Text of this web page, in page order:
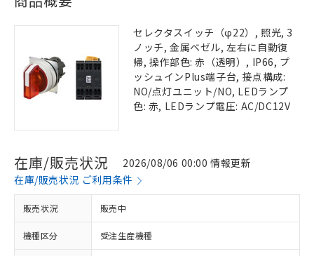
セレクタスイッチ（φ22）, 照光, 3
ノッチ, 金属ベゼル, 左右に自動復
帰, 操作部色: 赤（透明）, IP66, プ
ッシュインPlus端子台, 接点構成:
NO/点灯ユニット/NO, LEDランプ
色: 赤, LEDランプ電圧: AC/DC12V
在庫/販売状況
2026/08/06 00:00 情報更新
在庫/販売状況 ご利用条件
販売状況 販売中
機種区分 受注生産機種